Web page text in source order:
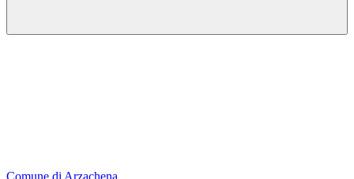
Comune di Arzachena